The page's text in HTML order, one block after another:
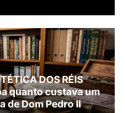
DOS RÉIS
quanto custava um
de Dom Pedro II